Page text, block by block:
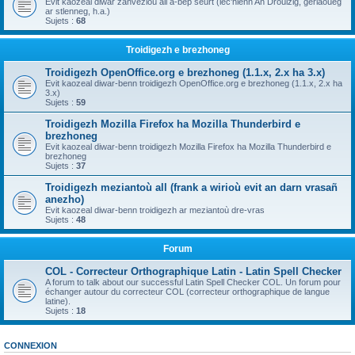
ar stlenneg, h.a.)
Sujets : 68
Troidigezh e brezhoneg
Troidigezh OpenOffice.org e brezhoneg (1.1.x, 2.x ha 3.x)
Evit kaozeal diwar-benn troidigezh OpenOffice.org e brezhoneg (1.1.x, 2.x ha
3.x)
Sujets : 59
Troidigezh Mozilla Firefox ha Mozilla Thunderbird e
brezhoneg
Evit kaozeal diwar-benn troidigezh Mozilla Firefox ha Mozilla Thunderbird e
brezhoneg
Sujets : 37
Troidigezh meziantoù all (frank a wirioù evit an darn vrasañ
anezho)
Evit kaozeal diwar-benn troidigezh ar meziantoù dre-vras
Sujets : 48
Forum
COL - Correcteur Orthographique Latin - Latin Spell Checker
A forum to talk about our successful Latin Spell Checker COL. Un forum pour
échanger autour du correcteur COL (correcteur orthographique de langue
latine).
Sujets : 18
CONNEXION